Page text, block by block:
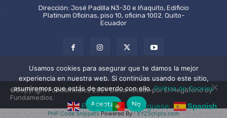
Dirección: José Padilla N3-30 e Iñaquito, Edificio
Platinum Oficinas, piso 10, oficina 1002. Quito-
Ecuador
©Copyright Fundamedios 2021. Desarrollado por El Megáfono by
Fundamedios.
English Portuguese Spanish
PHP Code SnippetsPowered By :XYZScripts.com
Usamos cookies para asegurar que te damos la mejor
experiencia en nuestra web. Si continúas usando este sitio,
asumiremos que estás de acuerdo con ello.Política de Cookies
Aceptar
No